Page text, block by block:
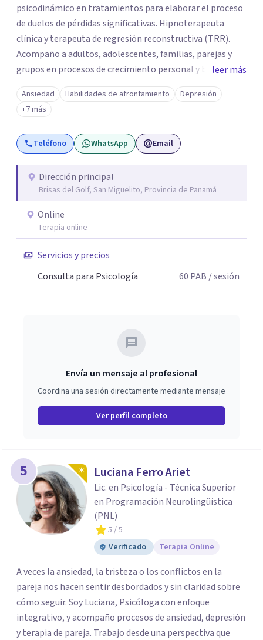
psicodinámico en tratamientos para elaborar el proceso
de duelos de pérdidas significativas. Hipnoterapeuta
clínica y terapeuta de regresión reconstructiva (TRR).
Acompaño a adultos, adolescentes, familias, parejas y
grupos en procesos de crecimiento personal y búsqueda
de bienestar emocional, por duelos de pérdidas
significativas, heridas emocionales y traumas ocurridos
en las primeras etapas del desarrollo humano. Atiendo
tanto de manera presencial como virtual, y también
trabajo con niños mayores de 7 años en modalidad
síntomas como ansiedad, depresión, estrés, baja
autoestima, desordenes alimenticios, adicciones,
sociales, duelos por pérdidas significativas (muerte,
separación o divorcio, mascotas, migratorio, laboral,
material), resolver heridas o traumas de la infancia entre
leer más
Ansiedad Habilidades de afrontamiento
Depresión
+7 más
Teléfono WhatsApp Email
Dirección principal
Brisas del Golf, San Miguelito, Provincia de Panamá
Online
Terapia online
Servicios y precios
Consulta para Psicología
60 PAB / sesión
Envía un mensaje al profesional
Coordina una sesión directamente mediante mensaje
Ver perfil completo
5 Luciana Ferro Ariet
Lic. en Psicología - Técnica Superior
en Programación Neurolingüística
(PNL)
5 / 5
Verificado
Terapia Online
A veces la ansiedad, la tristeza o los conflictos en la
pareja nos hacen sentir desbordados y sin claridad sobre
cómo seguir. Soy Luciana, Psicóloga con enfoque
integrativo, y acompaño procesos de ansiedad, depresión
y terapia de pareja. Trabajo desde una perspectiva que